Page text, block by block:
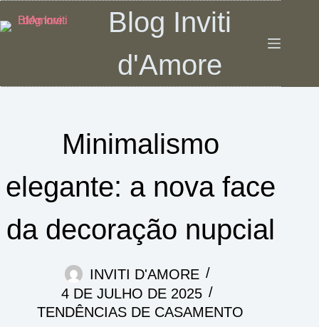
para
Blog Inviti
d'Amore
Minimalismo
elegante: a nova face
da decoração nupcial
INVITI D'AMORE
4 DE JULHO DE 2025
TENDÊNCIAS DE CASAMENTO